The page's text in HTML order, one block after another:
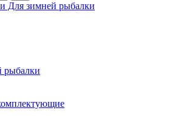
Для зимней рыбалки
рыбалки